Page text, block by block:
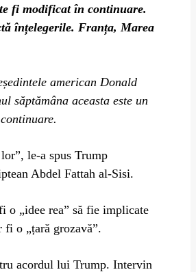
fi modificat în continuare.
înțelegerile. Franța, Marea
american Donald
săptămâna aceasta este un
le-a spus Trump
Abdel Fattah al-Sisi.
o „idee rea” să fie implicate
o „țară grozavă”.
acordul lui Trump. Intervin